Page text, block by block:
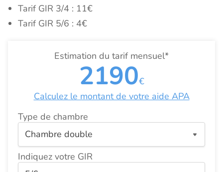
Tarif GIR 3/4 : 11€
Tarif GIR 5/6 : 4€
Estimation du tarif mensuel*
2190€
Calculez le montant de votre aide APA
Type de chambre
Indiquez votre GIR